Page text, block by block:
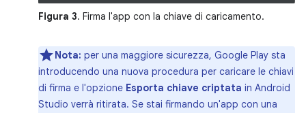
Figura 3. Firma l'app con la chiave di caricamento.
Nota: per una maggiore sicurezza, Google Play sta
introducendo una nuova procedura per caricare le chiavi
di firma e l'opzione Esporta chiave criptata in Android
Studio verrà ritirata. Se stai firmando un'app con una